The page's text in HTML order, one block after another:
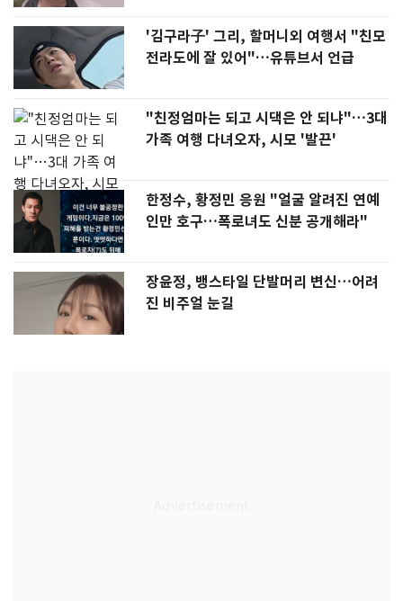
'김구라子' 그리, 할머니외 여행서 "친모
전라도에 잘 있어"…유튜브서 언급
"친정엄마는 되고 시댁은 안 되냐"…3대
가족 여행 다녀오자, 시모 '발끈'
한정수, 황정민 응원 "얼굴 알려진 연예
인만 호구…폭로녀도 신분 공개해라"
장윤정, 뱅스타일 단발머리 변신…어려
진 비주얼 눈길